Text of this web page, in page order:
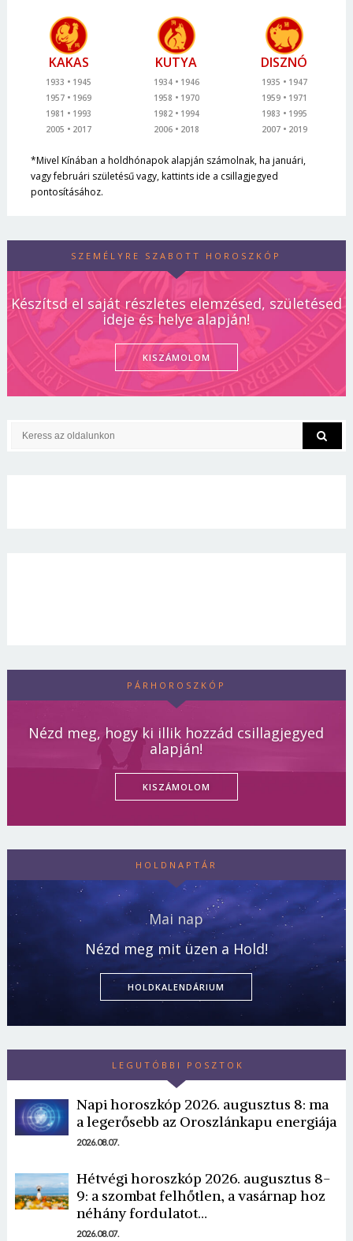
KAKAS
1933
1945
1957
1969
1981
1993
2005
2017
KUTYA
1934
1946
1958
1970
1982
1994
2006
2018
DISZNÓ
1935
1947
1959
1971
1983
1995
2007
2019
*Mivel Kínában a holdhónapok alapján számolnak, ha januári,
vagy februári születésű vagy, kattints ide a csillagjegyed
pontosításához.
SZEMÉLYRE SZABOTT HOROSZKÓP
Készítsd el saját részletes elemzésed, születésed
ideje és helye alapján!
KISZÁMOLOM
PÁRHOROSZKÓP
Nézd meg, hogy ki illik hozzád csillagjegyed
alapján!
KISZÁMOLOM
HOLDNAPTÁR
Mai nap
Nézd meg mit üzen a Hold!
HOLDKALENDÁRIUM
LEGUTÓBBI POSZTOK
Napi horoszkóp 2026. augusztus 8: ma
a legerősebb az Oroszlánkapu energiája
2026.08.07.
Hétvégi horoszkóp 2026. augusztus 8-
9: a szombat felhőtlen, a vasárnap hoz
néhány fordulatot…
2026.08.07.
Borsonline bejelentkezés
E-mail cím vagy felhasználónév